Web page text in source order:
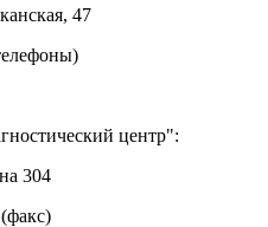
47
центр":
304